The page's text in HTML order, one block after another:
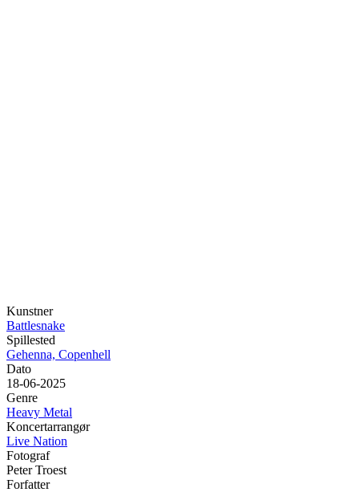
Kunstner
Battlesnake
Spillested
Gehenna, Copenhell
Dato
18-06-2025
Genre
Heavy Metal
Koncertarrangør
Live Nation
Fotograf
Peter Troest
Forfatter